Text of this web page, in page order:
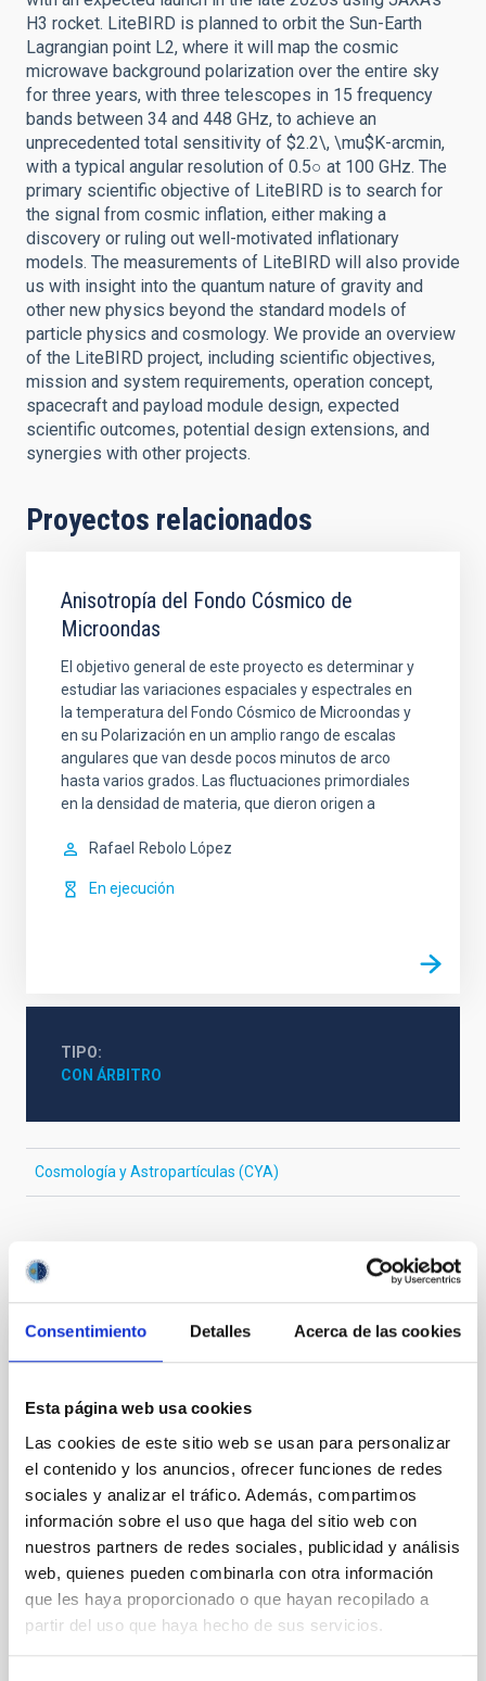
Consentimiento Detalles Acerca de las cookies
Esta página web usa cookies
Las cookies de este sitio web se usan para personalizar
el contenido y los anuncios, ofrecer funciones de redes
sociales y analizar el tráfico. Además, compartimos
información sobre el uso que haga del sitio web con
nuestros partners de redes sociales, publicidad y análisis
web, quienes pueden combinarla con otra información
que les haya proporcionado o que hayan recopilado a
partir del uso que haya hecho de sus servicios.
H3 rocket. LiteBIRD is planned to orbit the Sun-Earth
Lagrangian point L2, where it will map the cosmic
microwave background polarization over the entire sky
for three years, with three telescopes in 15 frequency
bands between 34 and 448 GHz, to achieve an
unprecedented total sensitivity of $2.2\, \mu$K-arcmin,
with a typical angular resolution of 0.5○ at 100 GHz. The
primary scientific objective of LiteBIRD is to search for
the signal from cosmic inflation, either making a
discovery or ruling out well-motivated inflationary
models. The measurements of LiteBIRD will also provide
us with insight into the quantum nature of gravity and
other new physics beyond the standard models of
particle physics and cosmology. We provide an overview
of the LiteBIRD project, including scientific objectives,
mission and system requirements, operation concept,
spacecraft and payload module design, expected
scientific outcomes, potential design extensions, and
synergies with other projects.
Proyectos relacionados
Anisotropía del Fondo Cósmico de
Microondas
El objetivo general de este proyecto es determinar y
estudiar las variaciones espaciales y espectrales en
la temperatura del Fondo Cósmico de Microondas y
en su Polarización en un amplio rango de escalas
angulares que van desde pocos minutos de arco
hasta varios grados. Las fluctuaciones primordiales
en la densidad de materia, que dieron origen a
Rafael Rebolo López
En ejecución
TIPO
CON ÁRBITRO
Cosmología y Astropartículas (CYA)
Te puede interesar
Cores in the Transition between Cloud and
Core Scales
we expect to see alignments between the magnetic
field orientation of star-forming dense cores and the
cloud-scale magnetic field. A. Pandhi et al. showed
instead, however, that the orientation of cores and
their angular momentum vectors appear random
with respect to the larger-scale magnetic